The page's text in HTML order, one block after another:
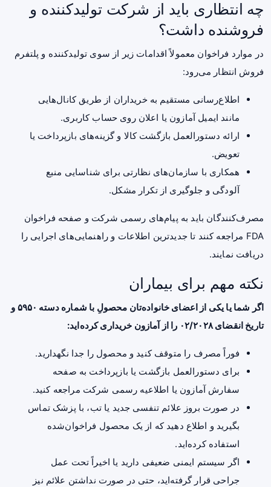
چه انتظاری باید از شرکت تولیدکننده و
فروشنده داشت؟
در موارد فراخوان معمولاً اقدامات زیر از سوی تولیدکننده و پلتفرم
فروش انتظار می‌رود:
اطلاع‌رسانی مستقیم به خریداران از طریق کانال‌هایی
مانند ایمیل آمازون یا اعلان روی حساب کاربری.
ارائه دستورالعمل بازگشت کالا و گزینه‌های بازپرداخت یا
تعویض.
همکاری با سازمان‌های نظارتی برای شناسایی منبع
آلودگی و جلوگیری از تکرار مشکل.
مصرف‌کنندگان باید به پیام‌های رسمی شرکت و صفحه فراخوان
FDA مراجعه کنند تا جدیدترین اطلاعات و راهنمایی‌های اجرایی را
دریافت نمایند.
نکته مهم برای بیماران
اگر شما یا یکی از اعضای خانواده‌تان محصولِ با شماره دسته ۵۹۵۰ و
تاریخ انقضای ۰۲/۲۰۲۸ را از آمازون خریداری کرده‌اید:
فوراً مصرف را متوقف کنید و محصول را جدا نگهدارید.
برای دستورالعمل بازگشت یا بازپرداخت به صفحه
سفارش آمازون یا اطلاعیه رسمی شرکت مراجعه کنید.
در صورت بروز علائم تنفسی جدید یا تب، با پزشک تماس
بگیرید و اطلاع دهید که از یک محصول فراخوان‌شده
استفاده کرده‌اید.
اگر سیستم ایمنی ضعیفی دارید یا اخیراً تحت عمل
جراحی قرار گرفته‌اید، حتی در صورت نداشتن علائم نیز